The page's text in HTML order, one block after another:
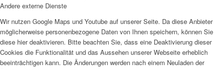
Andere externe Dienste
Wir nutzen Google Maps und Youtube auf unserer Seite. Da diese Anbieter
möglicherweise personenbezogene Daten von Ihnen speichern, können Sie
diese hier deaktivieren. Bitte beachten Sie, dass eine Deaktivierung dieser
Cookies die Funktionalität und das Aussehen unserer Webseite erheblich
beeinträchtigen kann. Die Änderungen werden nach einem Neuladen der